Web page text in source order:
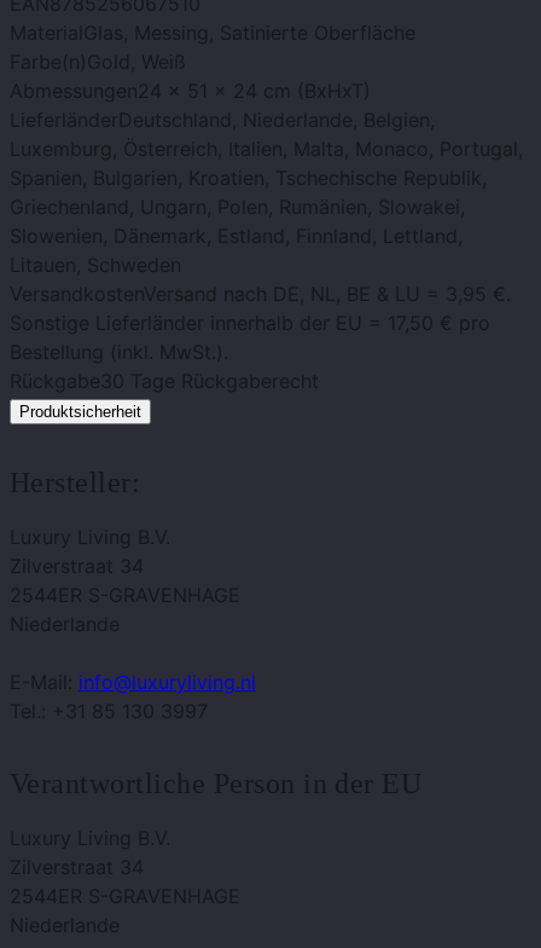
Material Glas, Messing, Satinierte Oberfläche
Farbe(n)Gold, Weiß
Abmessungen24 x 51 x 24 cm (BxHxT)
Lieferländer Deutschland, Niederlande, Belgien,
Luxemburg, Österreich, Italien, Malta, Monaco, Portugal,
Spanien, Bulgarien, Kroatien, Tschechische Republik,
Griechenland, Ungarn, Polen, Rumänien, Slowakei,
Slowenien, Dänemark, Estland, Finnland, Lettland,
Litauen, Schweden
VersandkostenVersand nach DE, NL, BE & LU = 3,95 €.
Sonstige Lieferländer innerhalb der EU = 17,50 € pro
Bestellung (inkl. MwSt.).
Rückgabe30 Tage Rückgaberecht
Produktsicherheit
Hersteller:
Luxury Living B.V.
Zilverstraat 34
2544ER S-GRAVENHAGE
Niederlande
E-Mail: info@luxuryliving.nl
Tel.: +31 85 130 3997
Verantwortliche Person in der EU
Luxury Living B.V.
Zilverstraat 34
2544ER S-GRAVENHAGE
Niederlande